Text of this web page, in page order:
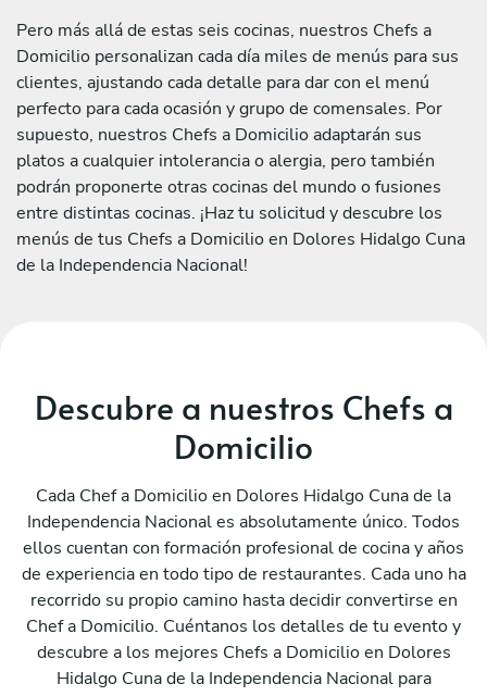
Pero más allá de estas seis cocinas, nuestros Chefs a
Domicilio personalizan cada día miles de menús para sus
clientes, ajustando cada detalle para dar con el menú
perfecto para cada ocasión y grupo de comensales. Por
supuesto, nuestros Chefs a Domicilio adaptarán sus
platos a cualquier intolerancia o alergia, pero también
podrán proponerte otras cocinas del mundo o fusiones
entre distintas cocinas. ¡Haz tu solicitud y descubre los
menús de tus Chefs a Domicilio en Dolores Hidalgo Cuna
de la Independencia Nacional!
Descubre a nuestros Chefs a
Domicilio
Cada Chef a Domicilio en Dolores Hidalgo Cuna de la
Independencia Nacional es absolutamente único. Todos
ellos cuentan con formación profesional de cocina y años
de experiencia en todo tipo de restaurantes. Cada uno ha
recorrido su propio camino hasta decidir convertirse en
Chef a Domicilio. Cuéntanos los detalles de tu evento y
descubre a los mejores Chefs a Domicilio en Dolores
Hidalgo Cuna de la Independencia Nacional para